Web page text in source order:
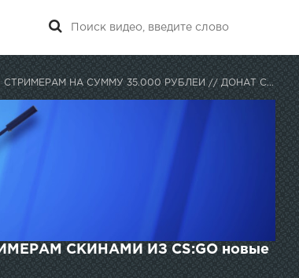
НА СУММУ 35.000 РУБЛЕЙ // ДОНАТ СТРИМЕРАМ СКИНАМИ ИЗ CS:GO
СКИНАМИ ИЗ CS:GO новые